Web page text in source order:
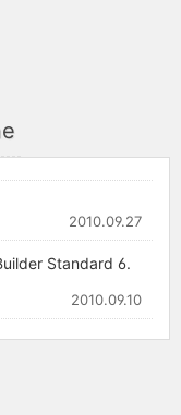
2010.09.27
Standard 6.
2010.09.10